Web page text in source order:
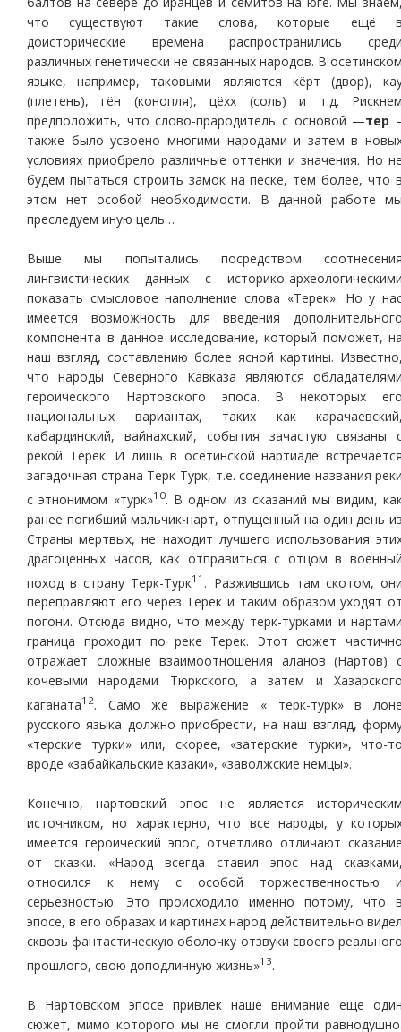
что существуют такие слова, которые ещё
доисторические времена распространились
различных генетически не связанных народов. В
языке, например, таковыми являются кёрт (двор),
(плетень), гён (конопля), цёхх (соль) и т.д.
предположить, что слово-прародитель с основой —тер
также было усвоено многими народами и затем в
условиях приобрело различные оттенки и значения. Но
будем пытаться строить замок на песке, тем более, что
этом нет особой необходимости. В данной работе
преследуем иную цель…
Выше мы попытались посредством
лингвистических данных с историко-
показать смысловое наполнение слова «Терек». Но у
имеется возможность для введения
компонента в данное исследование, который поможет,
наш взгляд, составлению более ясной картины.
что народы Северного Кавказа являются
героического Нартовского эпоса. В некоторых
национальных вариантах, таких как
кабардинский, вайнахский, события зачастую связаны
рекой Терек. И лишь в осетинской нартиаде
загадочная страна Терк-Турк, т.е. соединение названия
с этнонимом «турк»10. В одном из сказаний мы видим,
ранее погибший мальчик-нарт, отпущенный на один день
Страны мертвых, не находит лучшего использования
драгоценных часов, как отправиться с отцом в
поход в страну Терк-Турк11 . Разжившись там скотом,
переправляют его через Терек и таким образом уходят
погони. Отсюда видно, что между терк-турками и
граница проходит по реке Терек. Этот сюжет
отражает сложные взаимоотношения аланов (Нартов)
кочевыми народами Тюркского, а затем и
каганата12. Само же выражение « терк-турк» в
русского языка должно приобрести, на наш взгляд,
«терские турки» или, скорее, «затерские турки», что-
вроде «забайкальские казаки», «заволжские немцы».
Конечно, нартовский эпос не является
источником, но характерно, что все народы, у
имеется героический эпос, отчетливо отличают
от сказки. «Народ всегда ставил эпос над
относился к нему с особой торжественностью
серьезностью. Это происходило именно потому, что
эпосе, в его образах и картинах народ действительно
сквозь фантастическую оболочку отзвуки своего
прошлого, свою доподлинную жизнь»13.
В Нартовском эпосе привлек наше внимание еще
сюжет, мимо которого мы не смогли пройти